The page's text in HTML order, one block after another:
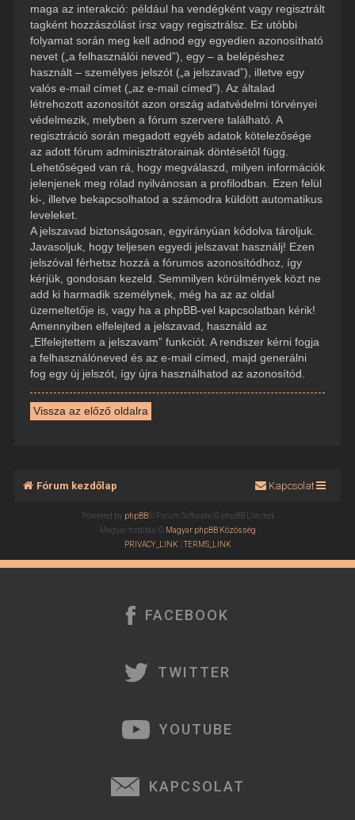
maga az interakció: például ha vendégként vagy regisztrált
tagként hozzászólást írsz vagy regisztrálsz. Ez utóbbi
folyamat során meg kell adnod egy egyedien azonosítható
nevet („a felhasználói neved”), egy – a belépéshez
használt – személyes jelszót („a jelszavad”), illetve egy
valós e-mail címet („az e-mail címed”). Az általad
létrehozott azonosítót azon ország adatvédelmi törvényei
védelmezik, melyben a fórum szervere található. A
regisztráció során megadott egyéb adatok kötelezősége
az adott fórum adminisztrátorainak döntésétől függ.
Lehetőséged van rá, hogy megválaszd, milyen információk
jelenjenek meg rólad nyilvánosan a profilodban. Ezen felül
ki-, illetve bekapcsolhatod a számodra küldött automatikus
leveleket.
A jelszavad biztonságosan, egyirányúan kódolva tároljuk.
Javasoljuk, hogy teljesen egyedi jelszavat használj! Ezen
jelszóval férhetsz hozzá a fórumos azonosítódhoz, így
kérjük, gondosan kezeld. Semmilyen körülmények közt ne
add ki harmadik személynek, még ha az az oldal
üzemeltetője is, vagy ha a phpBB-vel kapcsolatban kérik!
Amennyiben elfelejted a jelszavad, használd az
„Elfelejtettem a jelszavam” funkciót. A rendszer kérni fogja
a felhasználóneved és az e-mail címed, majd generálni
fog egy új jelszót, így újra használhatod az azonosítód.
Vissza az előző oldalra
Fórum kezdőlap Kapcsolat
Powered by phpBB® Forum Software © phpBB Limited
Magyar fordítás © Magyar phpBB Közösség
PRIVACY_LINK |TERMS_LINK
FACEBOOK
TWITTER
YOUTUBE
KAPCSOLAT